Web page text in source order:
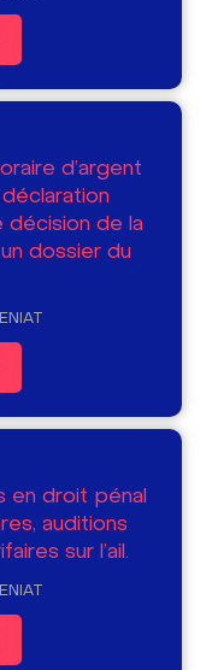
d’argent
décision de la
dossier du
en droit pénal
auditions
sur l’ail.